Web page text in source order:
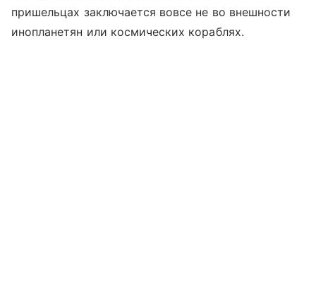
пришельцах заключается вовсе не во внешности
инопланетян или космических кораблях.